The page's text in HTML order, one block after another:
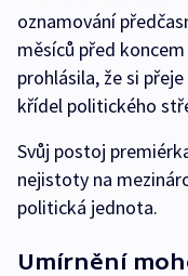
oznamování
měsíců před
prohlásila, že si
křídel politického
Svůj postoj
nejistoty na
politická jednota.
Umírnění